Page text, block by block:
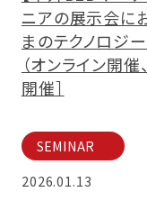
ニアの展示会に
まのテクノロジ
（オンライン開
開催］
SEMINAR
2026.01.13